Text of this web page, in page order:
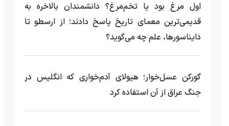
اول مرغ بود یا تخم‌مرغ؟ دانشمندان بالاخره به
قدیمی‌ترین معمای تاریخ پاسخ دادند؛ از ارسطو تا
دایناسورها، علم چه می‌گوید؟
گورکن عسل‌خوار؛ هیولای آدم‌خواری که انگلیس در
جنگ عراق از آن استفاده کرد